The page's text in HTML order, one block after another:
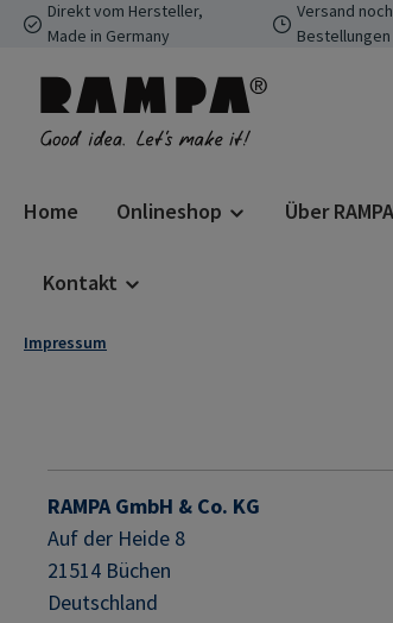
Hauptinhalt springen
Zur Suche springen
Zur Hauptnavigation springen
Direkt vom Hersteller,
Made in Germany
Versand
Bestellungen
Home Onlineshop Über
Kontakt
Impressum
RAMPA GmbH & Co. KG
Auf der Heide 8
21514 Büchen
Deutschland